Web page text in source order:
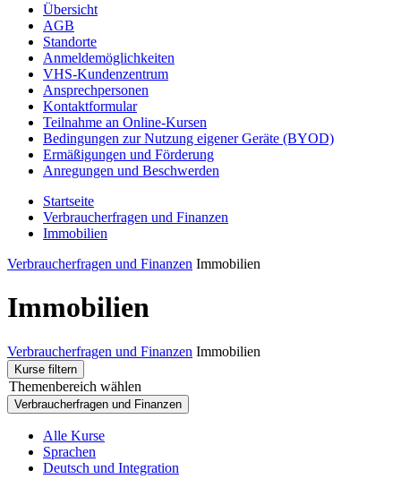
Übersicht
AGB
Standorte
Anmeldemöglichkeiten
VHS-Kundenzentrum
Ansprechpersonen
Kontaktformular
Teilnahme an Online-Kursen
Bedingungen zur Nutzung eigener Geräte (BYOD)
Ermäßigungen und Förderung
Anregungen und Beschwerden
Startseite
Verbraucherfragen und Finanzen
Immobilien
Verbraucherfragen und Finanzen Immobilien
Immobilien
Verbraucherfragen und Finanzen Immobilien
Kurse filtern
Themenbereich wählen
Verbraucherfragen und Finanzen
Alle Kurse
Sprachen
Deutsch und Integration